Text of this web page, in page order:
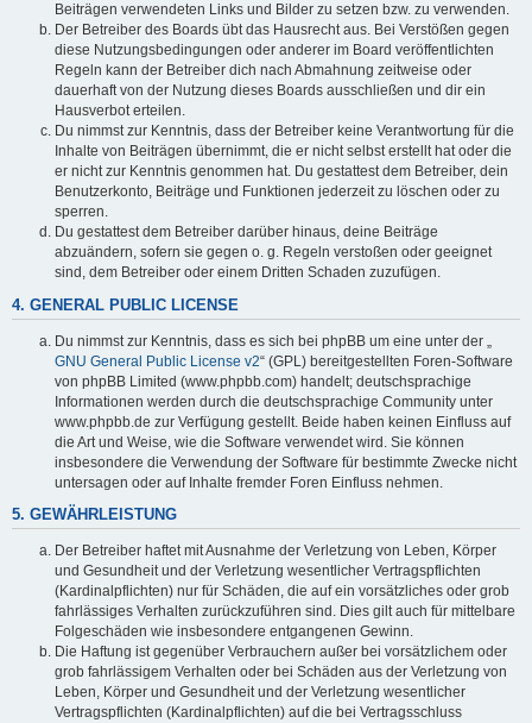
Beiträgen verwendeten Links und Bilder zu setzen bzw. zu verwenden.
Der Betreiber des Boards übt das Hausrecht aus. Bei Verstößen gegen
diese Nutzungsbedingungen oder anderer im Board veröffentlichten
Regeln kann der Betreiber dich nach Abmahnung zeitweise oder
dauerhaft von der Nutzung dieses Boards ausschließen und dir ein
Hausverbot erteilen.
Du nimmst zur Kenntnis, dass der Betreiber keine Verantwortung für die
Inhalte von Beiträgen übernimmt, die er nicht selbst erstellt hat oder die
er nicht zur Kenntnis genommen hat. Du gestattest dem Betreiber, dein
Benutzerkonto, Beiträge und Funktionen jederzeit zu löschen oder zu
sperren.
Du gestattest dem Betreiber darüber hinaus, deine Beiträge
abzuändern, sofern sie gegen o. g. Regeln verstoßen oder geeignet
sind, dem Betreiber oder einem Dritten Schaden zuzufügen.
4. GENERAL PUBLIC LICENSE
Du nimmst zur Kenntnis, dass es sich bei phpBB um eine unter der „
GNU General Public License v2“ (GPL) bereitgestellten Foren-Software
von phpBB Limited (www.phpbb.com) handelt; deutschsprachige
Informationen werden durch die deutschsprachige Community unter
www.phpbb.de zur Verfügung gestellt. Beide haben keinen Einfluss auf
die Art und Weise, wie die Software verwendet wird. Sie können
insbesondere die Verwendung der Software für bestimmte Zwecke nicht
untersagen oder auf Inhalte fremder Foren Einfluss nehmen.
5. GEWÄHRLEISTUNG
Der Betreiber haftet mit Ausnahme der Verletzung von Leben, Körper
und Gesundheit und der Verletzung wesentlicher Vertragspflichten
(Kardinalpflichten) nur für Schäden, die auf ein vorsätzliches oder grob
fahrlässiges Verhalten zurückzuführen sind. Dies gilt auch für mittelbare
Folgeschäden wie insbesondere entgangenen Gewinn.
Die Haftung ist gegenüber Verbrauchern außer bei vorsätzlichem oder
grob fahrlässigem Verhalten oder bei Schäden aus der Verletzung von
Leben, Körper und Gesundheit und der Verletzung wesentlicher
Vertragspflichten (Kardinalpflichten) auf die bei Vertragsschluss